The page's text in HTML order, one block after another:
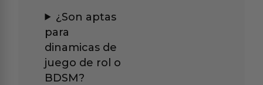
¿Son aptas
para
dinamicas de
juego de rol o
BDSM?